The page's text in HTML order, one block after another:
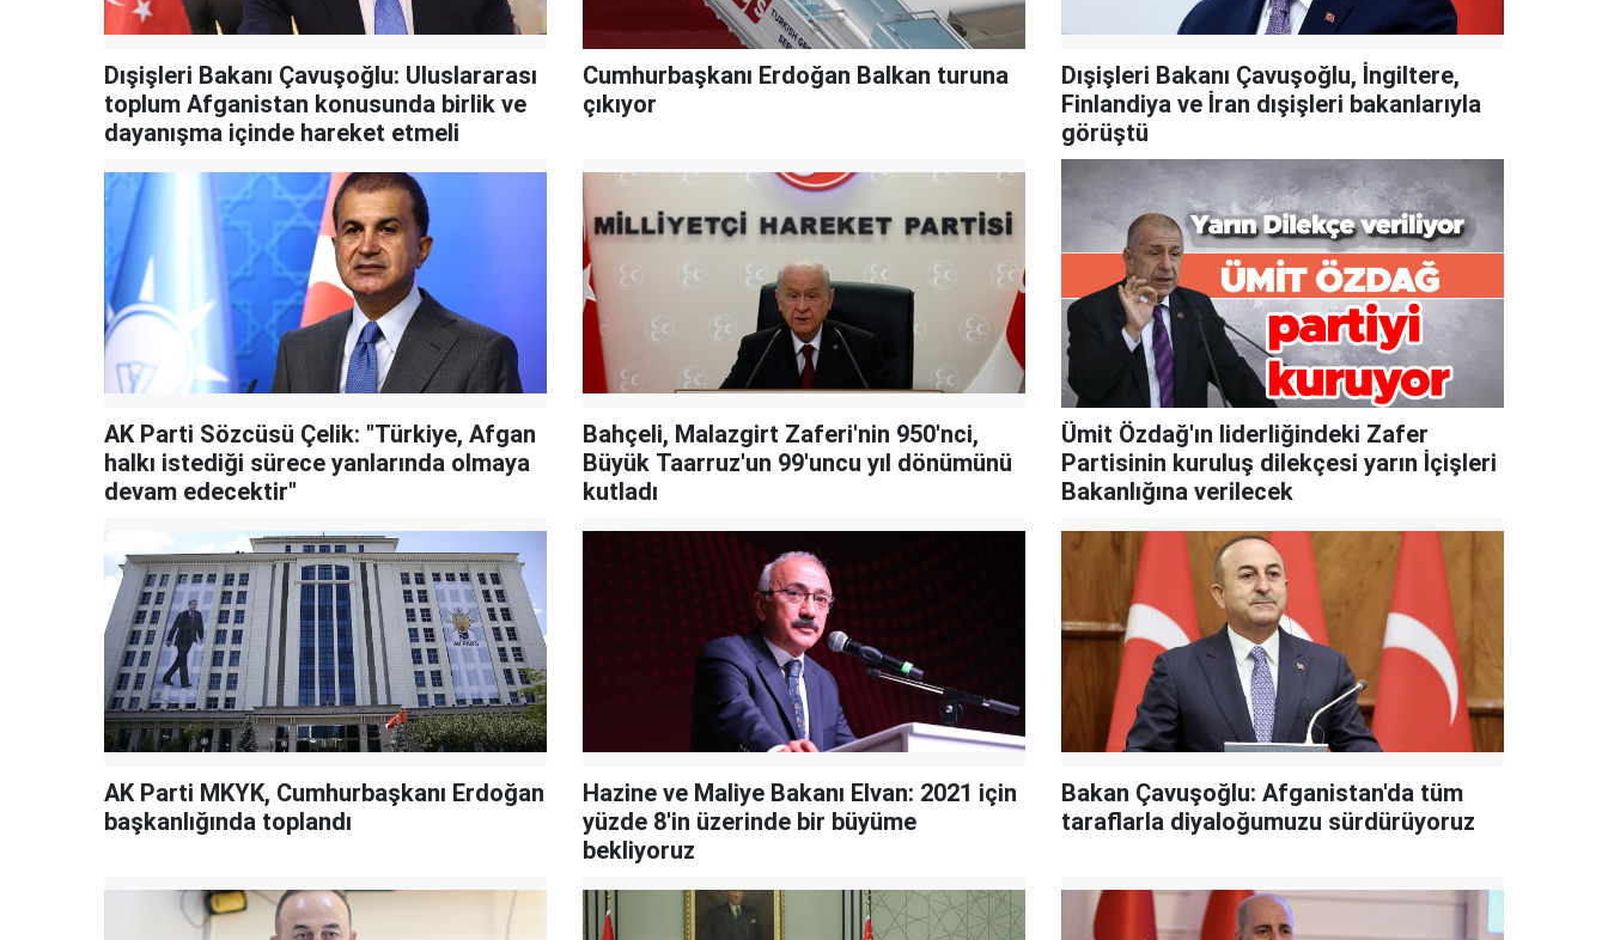
Dışişleri Bakanı Çavuşoğlu: Uluslararası
toplum Afganistan konusunda birlik ve
dayanışma içinde hareket etmeli
Cumhurbaşkanı Erdoğan Balkan turuna
çıkıyor
Dışişleri Bakanı Çavuşoğlu, İngiltere,
Finlandiya ve İran dışişleri bakanlarıyla
görüştü
AK Parti Sözcüsü Çelik: "Türkiye, Afgan
halkı istediği sürece yanlarında olmaya
devam edecektir"
Bahçeli, Malazgirt Zaferi'nin 950'nci,
Büyük Taarruz'un 99'uncu yıl dönümünü
kutladı
Ümit Özdağ'ın liderliğindeki Zafer
Partisinin kuruluş dilekçesi yarın İçişleri
Bakanlığına verilecek
AK Parti MKYK, Cumhurbaşkanı Erdoğan
başkanlığında toplandı
Hazine ve Maliye Bakanı Elvan: 2021 için
yüzde 8'in üzerinde bir büyüme
bekliyoruz
Bakan Çavuşoğlu: Afganistan'da tüm
taraflarla diyaloğumuzu sürdürüyoruz